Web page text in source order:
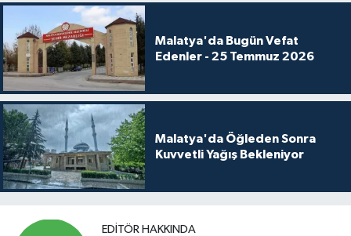
Malatya'da Bugün Vefat
Edenler - 25 Temmuz 2026
Malatya'da Öğleden Sonra
Kuvvetli Yağış Bekleniyor
EDITÖR HAKKINDA